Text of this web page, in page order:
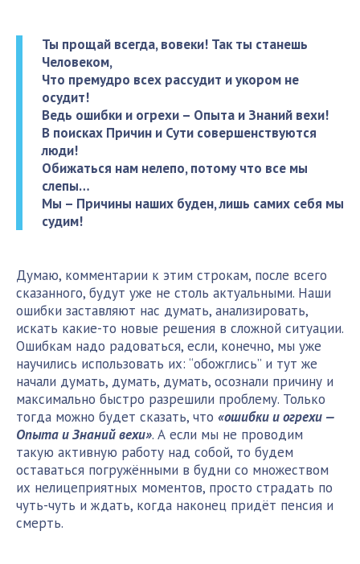
Ты прощай всегда, вовеки! Так ты станешь
Человеком,
Что премудро всех рассудит и укором не
осудит!
Ведь ошибки и огрехи – Опыта и Знаний вехи!
В поисках Причин и Сути совершенствуются
люди!
Обижаться нам нелепо, потому что все мы
слепы…
Мы – Причины наших буден, лишь самих себя мы
судим!
Думаю, комментарии к этим строкам, после всего
сказанного, будут уже не столь актуальными. Наши
ошибки заставляют нас думать, анализировать,
искать какие-то новые решения в сложной ситуации.
Ошибкам надо радоваться, если, конечно, мы уже
научились использовать их: “обожглись” и тут же
начали думать, думать, думать, осознали причину и
максимально быстро разрешили проблему. Только
тогда можно будет сказать, что «ошибки и огрехи —
Опыта и Знаний вехи». А если мы не проводим
такую активную работу над собой, то будем
оставаться погружёнными в будни со множеством
их нелицеприятных моментов, просто страдать по
чуть-чуть и ждать, когда наконец придёт пенсия и
смерть.